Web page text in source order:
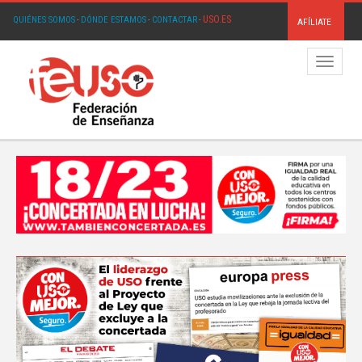
QUIÉNES SOMOS· DÓNDE ESTAMOS· CONTACTAR· USO.ES AFÍLIATE
Menú